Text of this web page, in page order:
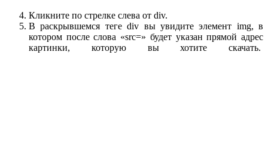
Кликните по стрелке слева от div.
В раскрывшемся теге div вы увидите элемент img, в
котором после слова «src=» будет указан прямой адрес
картинки, которую вы хотите скачать.